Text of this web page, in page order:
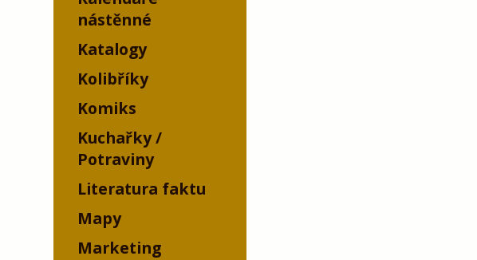
nástěnné
Katalogy
Kolibříky
Komiks
Kuchařky /
Potraviny
Literatura faktu
Mapy
Marketing